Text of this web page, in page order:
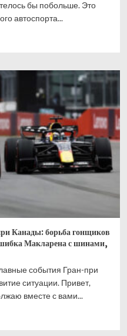
бы побольше. Это
автоспорта...
Канады: борьба гонщиков
Макларена с шинами,
события Гран-при
ситуации. Привет,
вместе с вами...